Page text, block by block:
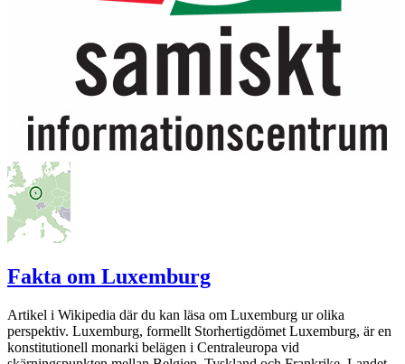
Fakta om Luxemburg
Artikel i Wikipedia där du kan läsa om Luxemburg ur olika
perspektiv. Luxemburg, formellt Storhertigdömet Luxemburg, är en
konstitutionell monarki belägen i Centraleuropa vid